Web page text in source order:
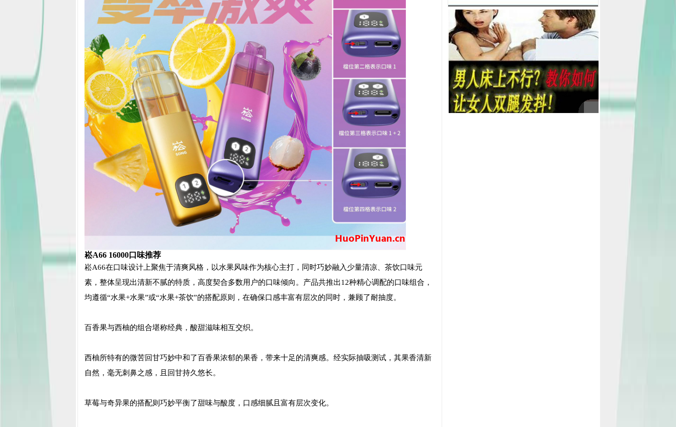
崧A66 16000口味推荐
崧A66在口味设计上聚焦于清爽风格，以水果风味作为核心主打，同时巧妙融入少量清凉、茶饮口味元
素，整体呈现出清新不腻的特质，高度契合多数用户的口味倾向。产品共推出12种精心调配的口味组合，
均遵循“水果+水果”或“水果+茶饮”的搭配原则，在确保口感丰富有层次的同时，兼顾了耐抽度。
百香果与西柚的组合堪称经典，酸甜滋味相互交织。
西柚所特有的微苦回甘巧妙中和了百香果浓郁的果香，带来十足的清爽感。经实际抽吸测试，其果香清新
自然，毫无刺鼻之感，且回甘持久悠长。
草莓与奇异果的搭配则巧妙平衡了甜味与酸度，口感细腻且富有层次变化。